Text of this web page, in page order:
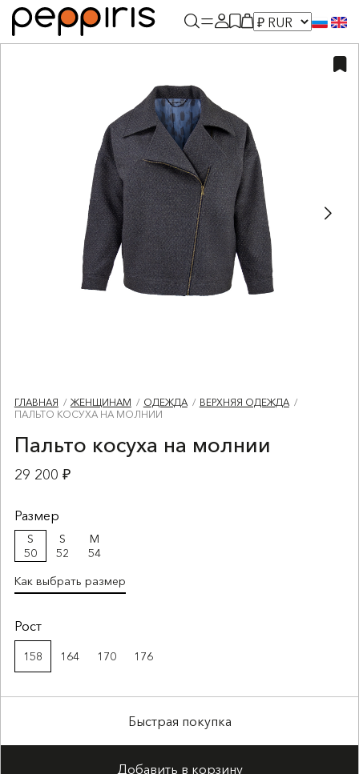
ГЛАВНАЯ ЖЕНЩИНАМ ОДЕЖДА
ВЕРХНЯЯ ОДЕЖДА
ПАЛЬТО КОСУХА НА МОЛНИИ
Пальто косуха на молнии
29 200 ₽
Размер
S
50
S
52
M
54
Как выбрать размер
Рост
158 164 170 176
Быстрая покупка
Добавить в корзину